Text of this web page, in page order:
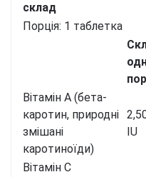
склад
Порція: 1 таблетка
Вітамін А (бета-
каротин, природні
змішані
каротиноїди)
IU
Вітамін С